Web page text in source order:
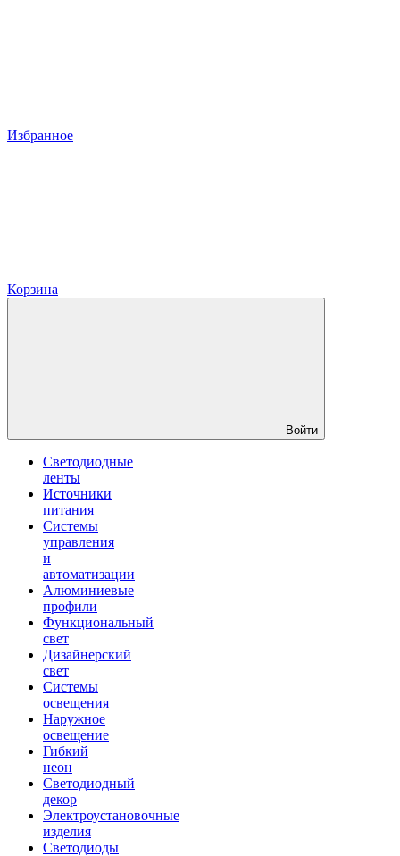
Избранное
Корзина
Войти
Светодиодные
ленты
Источники
питания
Системы
управления
и
автоматизации
Алюминиевые
профили
Функциональный
свет
Дизайнерский
свет
Системы
освещения
Наружное
освещение
Гибкий
неон
Светодиодный
декор
Электроустановочные
изделия
Светодиоды